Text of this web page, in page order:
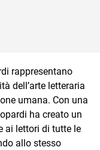
rappresentano
dell’arte letteraria
umana. Con una
ha creato un
ai lettori di tutte le
allo stesso